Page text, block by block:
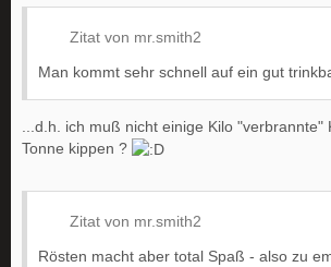
Zitat von mr.smith2
Man kommt sehr schnell auf ein gut
...d.h. ich muß nicht einige Kilo
Tonne kippen ?
Zitat von mr.smith2
Rösten macht aber total Spaß - also zu